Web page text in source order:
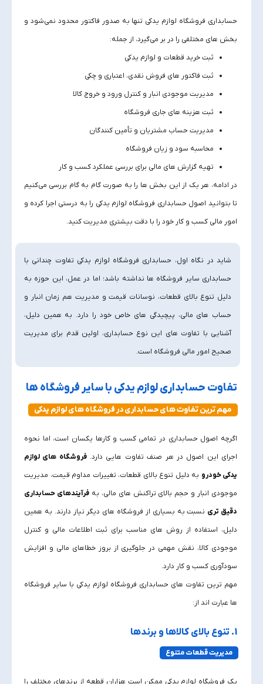
حسابداری فروشگاه لوازم یدکی تنها به صدور فاکتور محدود نمی‌شود و
بخش‌ های مختلفی را در بر می‌گیرد، از جمله:
ثبت خرید قطعات و لوازم یدکی
ثبت فاکتور های فروش نقدی، اعتباری و چکی
مدیریت موجودی انبار و کنترل ورود و خروج کالا
ثبت هزینه‌ های جاری فروشگاه
مدیریت حساب مشتریان و تأمین‌ کنندگان
محاسبه سود و زیان فروشگاه
تهیه گزارش‌ های مالی برای بررسی عملکرد کسب‌ و کار
در ادامه، هر یک از این بخش‌ ها را به‌ صورت گام‌ به‌ گام بررسی می‌کنیم
تا بتوانید اصول حسابداری فروشگاه لوازم یدکی را به‌ درستی اجرا کرده و
امور مالی کسب‌ و کار خود را با دقت بیشتری مدیریت کنید.
شاید در نگاه اول، حسابداری فروشگاه لوازم یدکی تفاوت چندانی با
حسابداری سایر فروشگاه‌ ها نداشته باشد؛ اما در عمل، این حوزه به
دلیل تنوع بالای قطعات، نوسانات قیمت و مدیریت هم‌ زمان انبار و
حساب‌ های مالی، پیچیدگی‌ های خاص خود را دارد. به همین دلیل،
آشنایی با تفاوت‌ های این نوع حسابداری، اولین قدم برای مدیریت
صحیح امور مالی فروشگاه است.
تفاوت حسابداری لوازم یدکی با سایر فروشگاه‌ ها
مهم‌ ترین تفاوت‌ های حسابداری در فروشگاه‌ های لوازم یدکی
اگرچه اصول حسابداری در تمامی کسب‌ و کارها یکسان است، اما نحوه
اجرای این اصول در هر صنف تفاوت‌ هایی دارد.فروشگاه‌ های لوازم
یدکی خودرو به دلیل تنوع بالای قطعات، تغییرات مداوم قیمت، مدیریت
موجودی انبار و حجم بالای تراکنش‌ های مالی، بهفرآیندهای حسابداری
دقیق‌ تری نسبت به بسیاری از فروشگاه‌ های دیگر نیاز دارند. به همین
دلیل، استفاده از روش‌ های مناسب برای ثبت اطلاعات مالی و کنترل
موجودی کالا، نقش مهمی در جلوگیری از بروز خطاهای مالی و افزایش
سودآوری کسب‌ و کار دارد.
مهم‌ ترین تفاوت‌ های حسابداری فروشگاه لوازم یدکی با سایر فروشگاه‌
ها عبارت‌ اند از:
1. تنوع بالای کالاها و برندها
مدیریت قطعات متنوع
یک فروشگاه لوازم یدکی ممکن است هزاران قطعه از برندهای مختلف را